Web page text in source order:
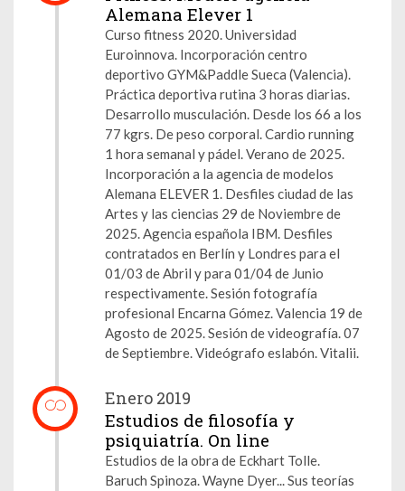
Alemana Elever 1
Curso fitness 2020. Universidad
Euroinnova. Incorporación centro
deportivo GYM&Paddle Sueca (Valencia).
Práctica deportiva rutina 3 horas diarias.
Desarrollo musculación. Desde los 66 a los
77 kgrs. De peso corporal. Cardio running
1 hora semanal y pádel. Verano de 2025.
Incorporación a la agencia de modelos
Alemana ELEVER 1. Desfiles ciudad de las
Artes y las ciencias 29 de Noviembre de
2025. Agencia española IBM. Desfiles
contratados en Berlín y Londres para el
01/03 de Abril y para 01/04 de Junio
respectivamente. Sesión fotografía
profesional Encarna Gómez. Valencia 19 de
Agosto de 2025. Sesión de videografía. 07
de Septiembre. Videógrafo eslabón. Vitalii.
Enero 2019
Estudios de filosofía y
psiquiatría. On line
Estudios de la obra de Eckhart Tolle.
Baruch Spinoza. Wayne Dyer... Sus teorías